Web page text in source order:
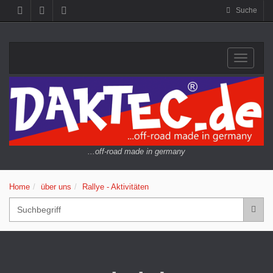
Suche
...off-road made in germany
Home über uns Rallye - Aktivitäten